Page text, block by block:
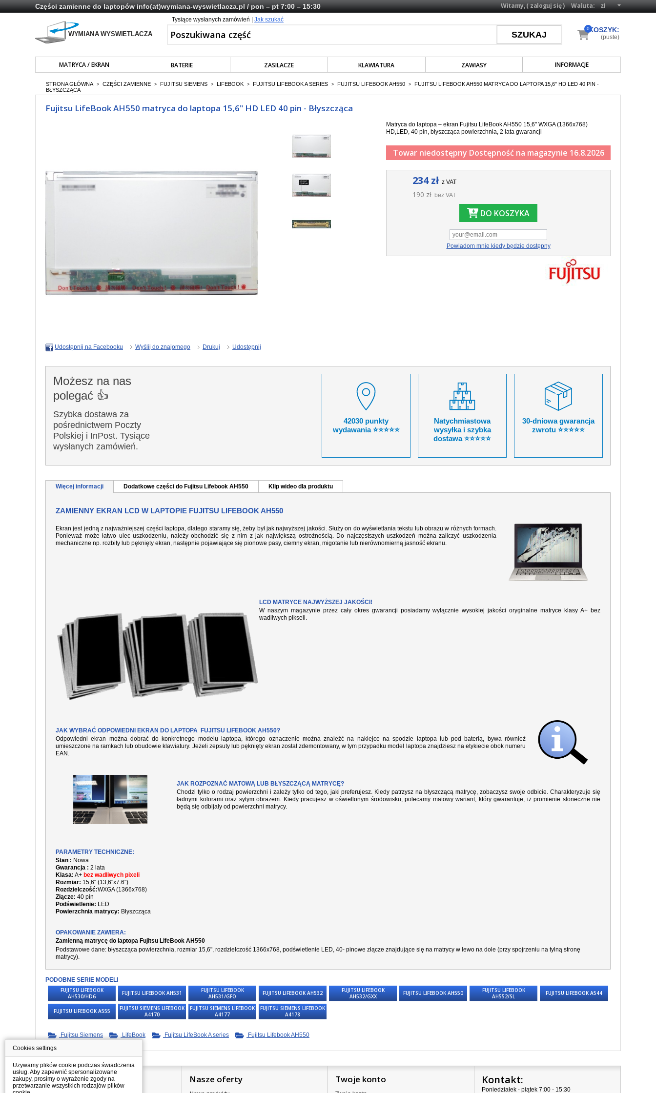
Części zamienne do laptopówinfo(at)wymiana-wyswietlacza.pl/ pon – pt 7:00 – 15:30 Waluta:
Witamy, (zaloguj się)
Tysiące wysłanych zamówień | Jak szukać
MATRYCA / EKRAN BATERIE ZASILACZE KLAWIATURA ZAWIASY INFORMACJE
KOSZYK:
0
(puste)
STRONA GŁÓWNA > CZĘŚCI ZAMIENNE > FUJITSU SIEMENS > LIFEBOOK > FUJITSU LIFEBOOK A SERIES > FUJITSU LIFEBOOK AH550 >
FUJITSU LIFEBOOK AH550 MATRYCA DO LAPTOPA 15,6" HD LED 40 PIN -
BŁYSZCZĄCA
Fujitsu LifeBook AH550 matryca do laptopa 15,6" HD LED 40 pin - Błyszcząca
Matryca do laptopa – ekran Fujitsu LifeBook AH550 15,6" WXGA (1366x768)
HD,LED, 40 pin, błyszcząca powierzchnia, 2 lata gwarancji
Towar niedostępny Dostępność na magazynie 16.8.2026
234 zł z VAT
190 zł bez VAT
DO KOSZYKA
Powiadom mnie kiedy będzie dostępny
Udostępnij na Facebooku Wyślij do znajomego Drukuj Udostępnij
Możesz na nas
polegać 👍
Szybka dostawa za
pośrednictwem Poczty
Polskiej i InPost. Tysiące
wysłanych zamówień.
42030 punkty
wydawania ⭐⭐⭐⭐⭐
Natychmiastowa
wysyłka i szybka
dostawa ⭐⭐⭐⭐⭐
30-dniowa gwarancja
zwrotu ⭐⭐⭐⭐⭐
Więcej informacji Dodatkowe części do Fujitsu Lifebook AH550 Klip wideo dla produktu
ZAMIENNY EKRAN LCD W LAPTOPIE FUJITSU LIFEBOOK AH550
Ekran jest jedną z najważniejszej części laptopa, dlatego staramy się, żeby był jak najwyższej jakości. Służy on do wyświetlania tekstu lub obrazu w różnych formach.
Ponieważ może łatwo ulec uszkodzeniu, należy obchodzić się z nim z jak największą ostrożnością. Do najczęstszych uszkodzeń można zaliczyć uszkodzenia
mechaniczne np. rozbity lub pęknięty ekran, następnie pojawiające się pionowe pasy, ciemny ekran, migotanie lub nierównomierną jasność ekranu.
LCD MATRYCE NAJWYŻSZEJ JAKOŚCI!
W naszym magazynie przez cały okres gwarancji posiadamy wyłącznie wysokiej jakości oryginalne matryce klasy A+ bez
wadliwych pikseli.
JAK WYBRAĆ ODPOWIEDNI EKRAN DO LAPTOPA FUJITSU LIFEBOOK AH550?
Odpowiedni ekran można dobrać do konkretnego modelu laptopa, którego oznaczenie można znaleźć na naklejce na spodzie laptopa lub pod baterią, bywa również
umieszczone na ramkach lub obudowie klawiatury. Jeżeli zepsuty lub pęknięty ekran został zdemontowany, w tym przypadku model laptopa znajdziesz na etykiecie obok numeru
EAN.
JAK ROZPOZNAĆ MATOWĄ LUB BŁYSZCZĄCĄ MATRYCĘ?
Chodzi tylko o rodzaj powierzchni i zależy tylko od tego, jaki preferujesz. Kiedy patrzysz na błyszczącą matrycę, zobaczysz swoje odbicie. Charakteryzuje się
ładnymi kolorami oraz sytym obrazem. Kiedy pracujesz w oświetlonym środowisku, polecamy matowy wariant, który gwarantuje, iż promienie słoneczne nie
będą się odbijały od powierzchni matrycy.
PARAMETRY TECHNICZNE:
Stan : Nowa
Gwarancja : 2 lata
Klasa: A+ bez wadliwych pixeli
Rozmiar: 15,6“ (13,6"x7.6")
Rozdzielczość:WXGA (1366x768)
Złącze: 40 pin
Podświetlenie: LED
Powierzchnia matrycy: Błyszcząca
OPAKOWANIE ZAWIERA:
Zamienną matrycę do laptopa Fujitsu LifeBook AH550
Podstawowe dane: błyszcząca powierzchnia, rozmiar 15,6", rozdzielczość 1366x768, podświetlenie LED, 40- pinowe złącze znajdujące się na matrycy w lewo na dole (przy spojrzeniu na tylną stronę
matrycy).
PODOBNE SERIE MODELI
FUJITSU LIFEBOOK
AH530/HD6
FUJITSU LIFEBOOK AH531
FUJITSU LIFEBOOK
AH531/GFO
FUJITSU LIFEBOOK AH532
FUJITSU LIFEBOOK
AH532/GXX
FUJITSU LIFEBOOK AH550
FUJITSU LIFEBOOK
AH552/SL
FUJITSU LIFEBOOK A544
FUJITSU LIFEBOOK A555
FUJITSU SIEMENS LIFEBOOK
A4170
FUJITSU SIEMENS LIFEBOOK
A4177
FUJITSU SIEMENS LIFEBOOK
A4178
Fujitsu Siemens LifeBook Fujitsu LifeBook A series Fujitsu Lifebook AH550
Informacje Nasze oferty Twoje konto Kontakt:
Poniedziałek - piątek 7:00 - 15:30
Cookies settings
Używamy plików cookie podczas świadczenia
usług. Aby zapewnić spersonalizowane
zakupy, prosimy o wyrażenie zgody na
przetwarzanie wszystkich rodzajów plików